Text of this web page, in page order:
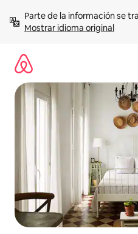
contenidoMostrar idioma original